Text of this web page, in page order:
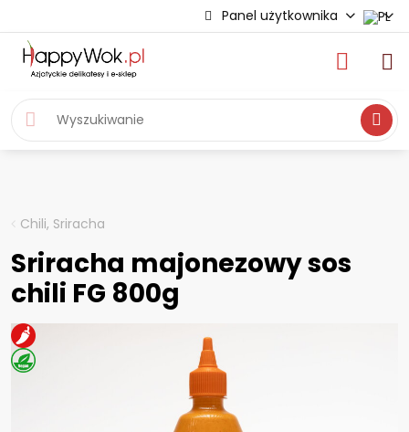
Panel użytkownika
Chili, Sriracha
Sriracha majonezowy sos
chili FG 800g